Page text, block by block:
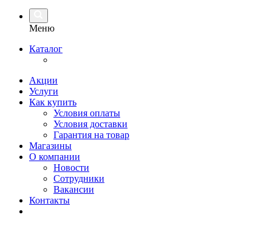
Меню
Каталог
Акции
Услуги
Как купить
Условия оплаты
Условия доставки
Гарантия на товар
Магазины
О компании
Новости
Сотрудники
Вакансии
Контакты